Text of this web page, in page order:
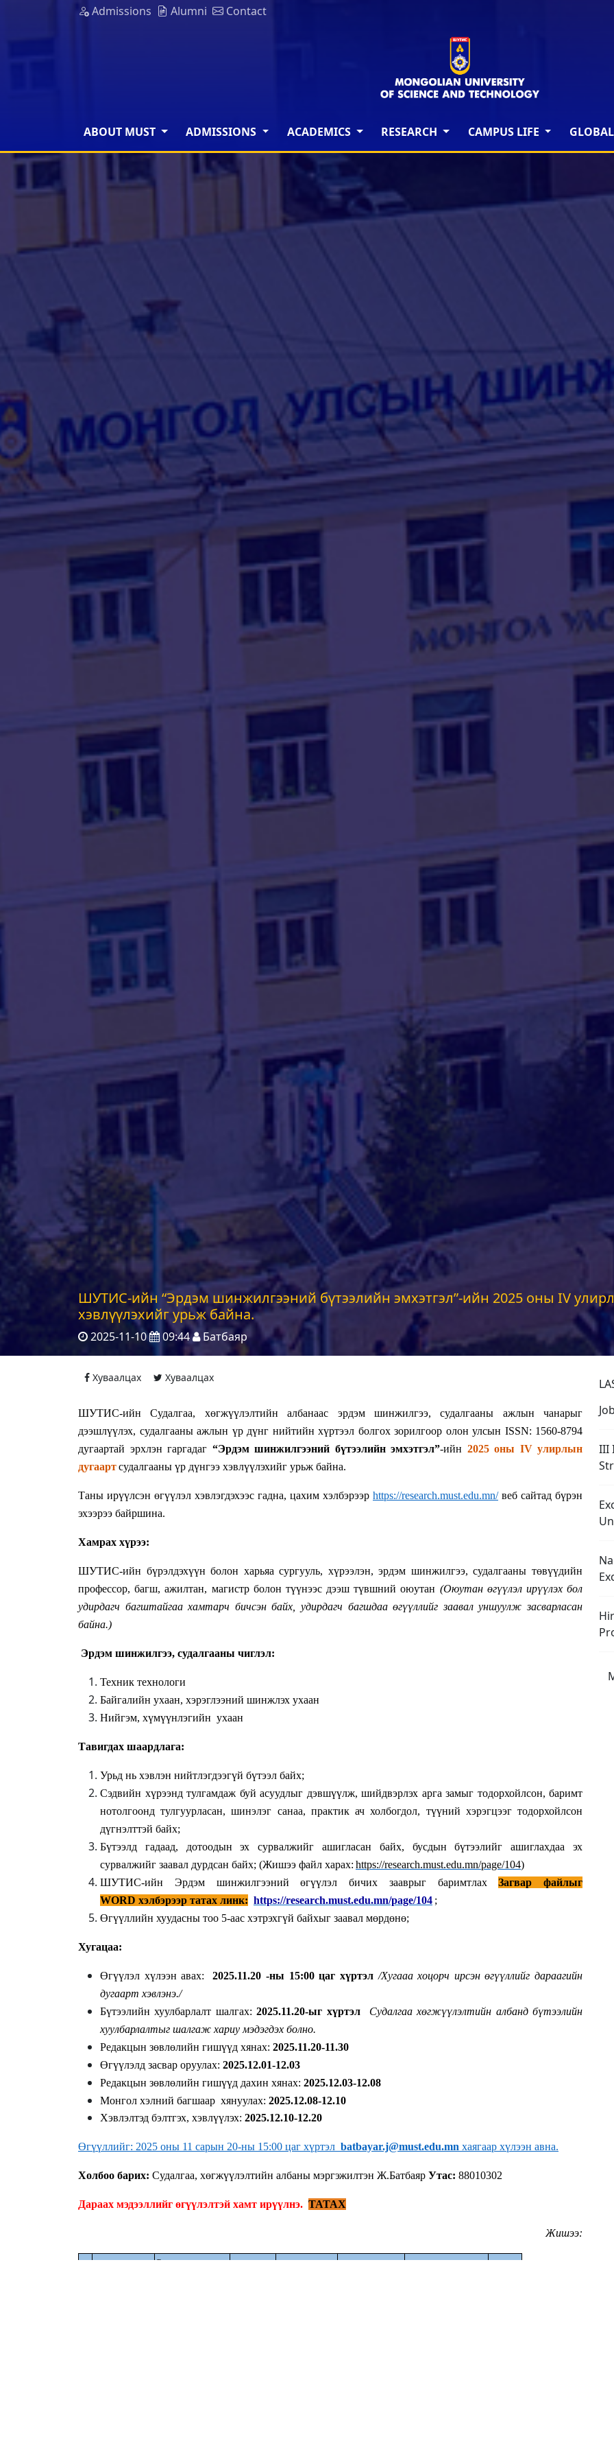
Admissions Alumni Contact
ABOUT MUST ADMISSIONS ACADEMICS RESEARCH CAMPUS LIFE
ШУТИС-ийн “Эрдэм шинжилгээний бүтээлийн эмхэтгэл”-ийн 2025 оны IV
хэвлүүлэхийг урьж байна.
2025-11-10 09:44 Батбаяр
Хуваалцах Хуваалцах
ШУТИС-ийн Судалгаа, хөгжүүлэлтийн албанаас эрдэм шинжилгээ, судалгааны ажлын чанарыг
дээшлүүлэх, судалгааны ажлын үр дүнг нийтийн хүртээл болгох зорилгоор олон улсын ISSN: 1560-8794
дугаартай эрхлэн гаргадаг “Эрдэм шинжилгээний бүтээлийн эмхэтгэл”-ийн 2025 оны IVулирлын
дугаартсудалгааны үр дүнгээ хэвлүүлэхийг урьж байна.
Таны ирүүлсэн өгүүлэл хэвлэгдэхээс гадна, цахим хэлбэрээр https://research.must.edu.mn/веб сайтад бүрэн
эхээрээ байршина.
Хамрах хүрээ:
ШУТИС-ийн бүрэлдэхүүн болон харьяа сургууль, хүрээлэн, эрдэм шинжилгээ, судалгааны төвүүдийн
профессор, багш, ажилтан, магистр болон түүнээс дээш түвшний оюутан (Оюутан өгүүлэл ирүүлэх бол
удирдагч багштайгаа хамтарч бичсэн байх, удирдагч багшдаа өгүүллийг заавал уншуулж засварласан
байна.)
Эрдэм шинжилгээ, судалгааны чиглэл:
Техник технологи
Байгалийн ухаан, хэрэглээний шинжлэх ухаан
Нийгэм, хүмүүнлэгийн ухаан
Тавигдах шаардлага:
Урьд нь хэвлэн нийтлэгдээгүй бүтээл байх;
Сэдвийн хүрээнд тулгамдаж буй асуудлыг дэвшүүлж, шийдвэрлэх арга замыг тодорхойлсон, баримт
нотолгоонд тулгуурласан, шинэлэг санаа, практик ач холбогдол, түүний хэрэгцээг тодорхойлсон
дүгнэлттэй байх;
Бүтээлд гадаад, дотоодын эх сурвалжийг ашигласан байх, бусдын бүтээлийг ашиглахдаа эх
сурвалжийг заавал дурдсан байх; (Жишээ файл харах: https://research.must.edu.mn/page/104)
ШУТИС-ийн Эрдэм шинжилгээний өгүүлэл бичих зааврыг баримтлахЗагвар файлыг
WORD хэлбэрээр татах линк: https://research.must.edu.mn/page/104 ;
Өгүүллийн хуудасны тоо 5-аас хэтрэхгүй байхыг заавал мөрдөнө;
Хугацаа:
Өгүүлэл хүлээн авах: 2025.11.20 -ны 15:00 цаг хүртэл/Хугааа хоцорч ирсэн өгүүллийг дараагийн
дугаарт хэвлэнэ./
Бүтээлийн хуулбарлалт шалгах:2025.11.20-ыг хүртэл
Судалгаа хөгжүүлэлтийн албанд бүтээлийн
хуулбарлалтыг шалгаж хариу мэдэгдэх болно.
Редакцын зөвлөлийн гишүүд хянах: 2025.11.20-11.30
Өгүүлэлд засвар оруулах: 2025.12.01-12.03
Редакцын зөвлөлийн гишүүд дахин хянах: 2025.12.03-12.08
Монгол хэлний багшаар хянуулах: 2025.12.08-12.10
Хэвлэлтэд бэлтгэх, хэвлүүлэх: 2025.12.10-12.20
Өгүүллийг: 2025 оны 11 сарын 20-ны 15:00 цаг хүртэл batbayar.j@must.edu.mn хаягаар хүлээн авна.
Холбоо барих: Судалгаа, хөгжүүлэлтийн албаны мэргэжилтэн Ж.Батбаяр Утас: 88010302
Дараах мэдээллийг өгүүлэлтэй хамт ирүүлнэ. ТАТАХ
Жишээ:
Судалгааны чиглэл
III